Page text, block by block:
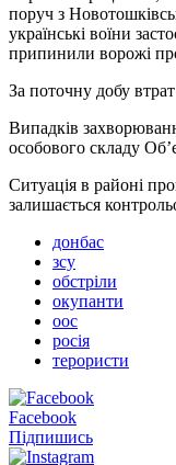
поруч з
українські воїни
припинили ворожі
За поточну добу
Випадків
особового складу
Ситуація в районі
залишається
донбас
зсу
обстріли
окупанти
оос
росія
терористи
Facebook
Підпишись